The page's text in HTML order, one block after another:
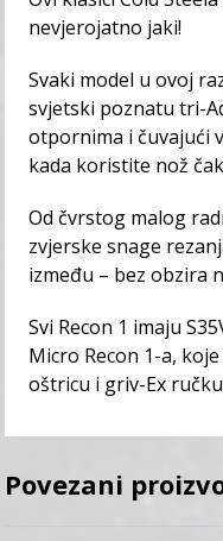
nevjerojatno jaki!
Svaki model u ovoj
svjetski poznatu tri-
otpornima i čuvajući
kada koristite nož
Od čvrstog malog
zvjerske snage
između – bez obzira
Svi Recon 1 imaju
Micro Recon 1-a,
oštricu i griv-Ex
Povezani